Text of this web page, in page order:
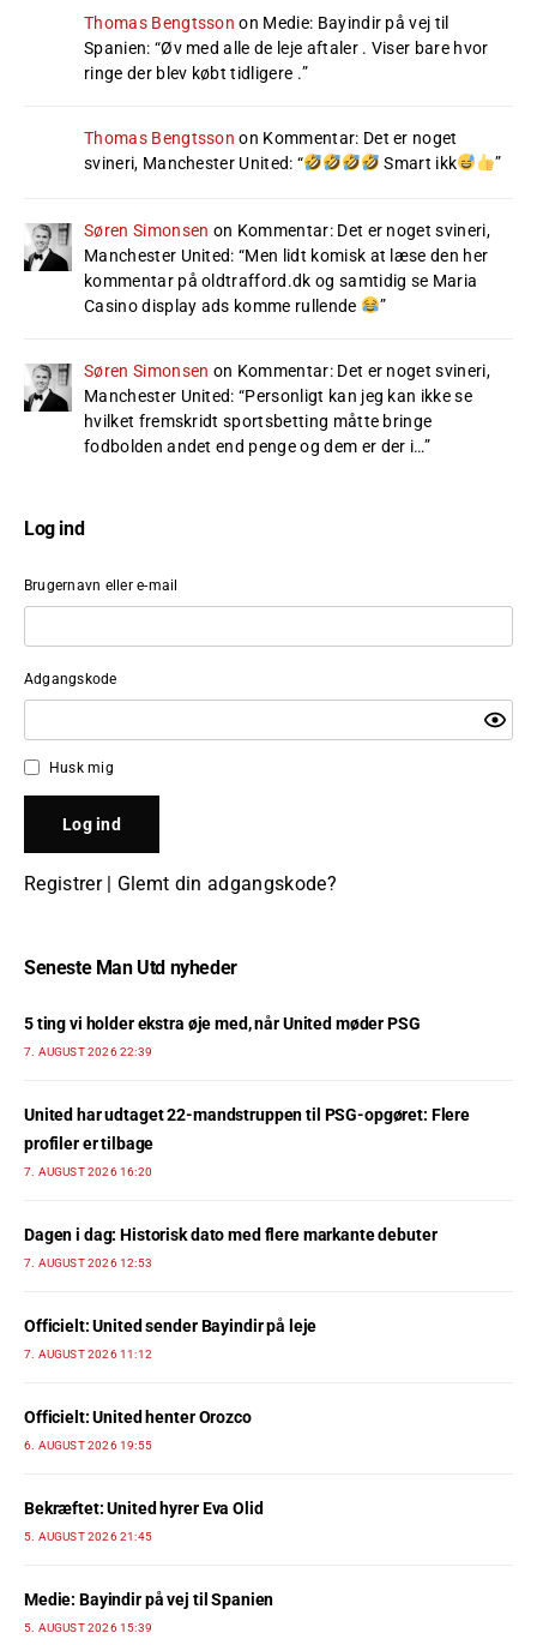
Thomas Bengtsson on Medie: Bayindir på vej til
Spanien: “Øv med alle de leje aftaler . Viser bare hvor
ringe der blev købt tidligere .”
Thomas Bengtsson on Kommentar: Det er noget
svineri, Manchester United: “ Smart ikk ”
Søren Simonsen on Kommentar: Det er noget svineri,
Manchester United: “Men lidt komisk at læse den her
kommentar på oldtrafford.dk og samtidig se Maria
Casino display ads komme rullende
”
Søren Simonsen on Kommentar: Det er noget svineri,
Manchester United: “Personligt kan jeg kan ikke se
hvilket fremskridt sportsbetting måtte bringe
fodbolden andet end penge og dem er der i…”
Log ind
Brugernavn eller e-mail
Adgangskode
Husk mig
Registrer| Glemt din adgangskode?
Seneste Man Utd nyheder
5 ting vi holder ekstra øje med, når United møder PSG
7. AUGUST 2026 22:39
United har udtaget 22-mandstruppen til PSG-opgøret: Flere
profiler er tilbage
7. AUGUST 2026 16:20
Dagen i dag: Historisk dato med flere markante debuter
7. AUGUST 2026 12:53
Officielt: United sender Bayindir på leje
7. AUGUST 2026 11:12
Officielt: United henter Orozco
6. AUGUST 2026 19:55
Bekræftet: United hyrer Eva Olid
5. AUGUST 2026 21:45
Medie: Bayindir på vej til Spanien
5. AUGUST 2026 15:39